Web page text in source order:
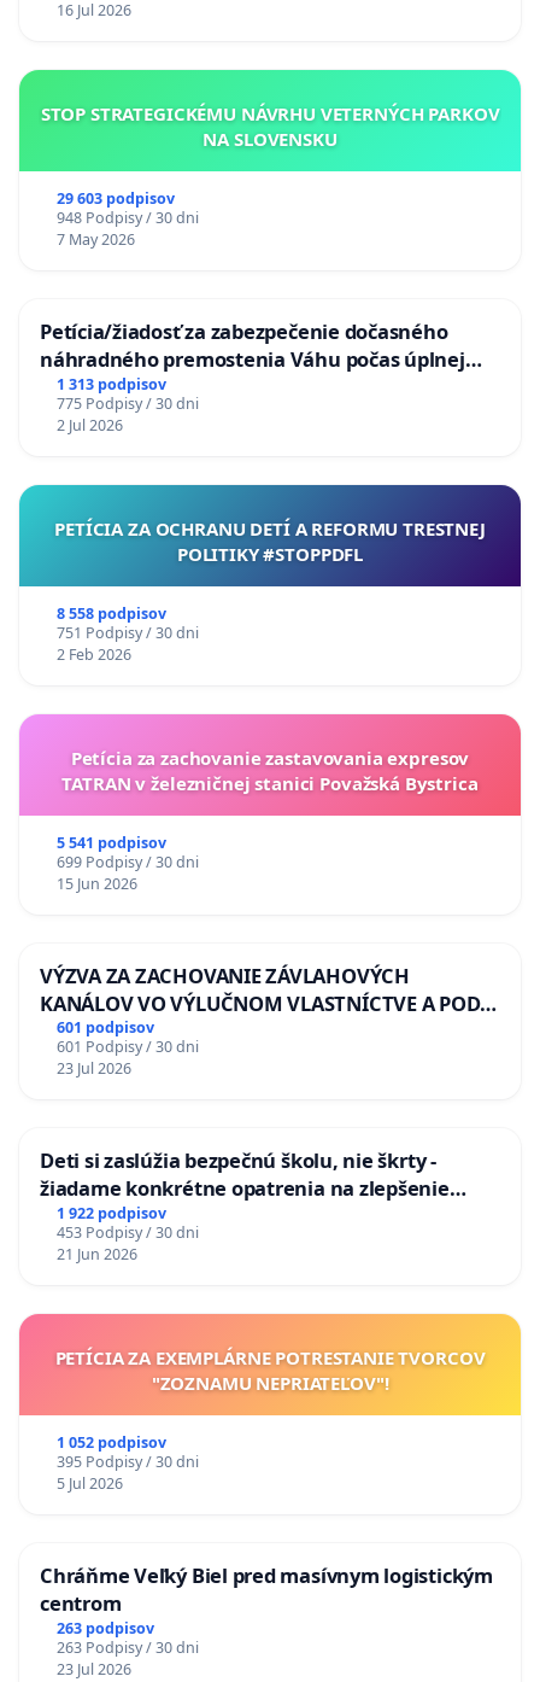
16 Jul 2026
STOP STRATEGICKÉMU NÁVRHU VETERNÝCH PARKOV
NA SLOVENSKU
29 603 podpisov
948 Podpisy / 30 dni
7 May 2026
Petícia/žiadosť za zabezpečenie dočasného
náhradného premostenia Váhu počas úplnej
uzávery Vážskeho mosta v Komárne
1 313 podpisov
775 Podpisy / 30 dni
2 Jul 2026
PETÍCIA ZA OCHRANU DETÍ A REFORMU TRESTNEJ
POLITIKY #STOPPDFL
8 558 podpisov
751 Podpisy / 30 dni
2 Feb 2026
Petícia za zachovanie zastavovania expresov
TATRAN v železničnej stanici Považská Bystrica
5 541 podpisov
699 Podpisy / 30 dni
15 Jun 2026
VÝZVA ZA ZACHOVANIE ZÁVLAHOVÝCH
KANÁLOV VO VÝLUČNOM VLASTNÍCTVE A POD
KONTROLOU SLOVENSKEJ REPUBLIKY & žiadosť
na riešenie zanedbaného stavu závlahových a
odvodňovacích kanálov na Slovensku
601 podpisov
601 Podpisy / 30 dni
23 Jul 2026
Deti si zaslúžia bezpečnú školu, nie škrty -
žiadame konkrétne opatrenia na zlepšenie
situácie v školstve
1 922 podpisov
453 Podpisy / 30 dni
21 Jun 2026
PETÍCIA ZA EXEMPLÁRNE POTRESTANIE TVORCOV
"ZOZNAMU NEPRIATEĽOV"!
1 052 podpisov
395 Podpisy / 30 dni
5 Jul 2026
Chráňme Veľký Biel pred masívnym logistickým
centrom
263 podpisov
263 Podpisy / 30 dni
23 Jul 2026